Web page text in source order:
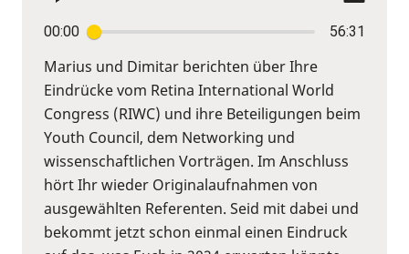
00:00 56:31
Marius und Dimitar berichten über Ihre
Eindrücke vom Retina International World
Congress (RIWC) und ihre Beteiligungen beim
Youth Council, dem Networking und
wissenschaftlichen Vorträgen. Im Anschluss
hört Ihr wieder Originalaufnahmen von
ausgewählten Referenten. Seid mit dabei und
bekommt jetzt schon einmal einen Eindruck